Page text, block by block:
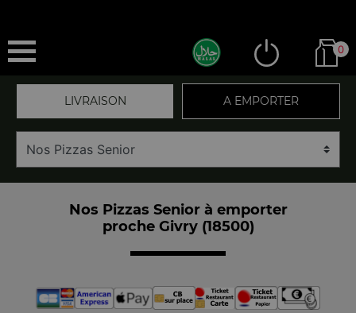
0
LIVRAISON A EMPORTER
Nos Pizzas Senior à emporter
proche Givry (18500)